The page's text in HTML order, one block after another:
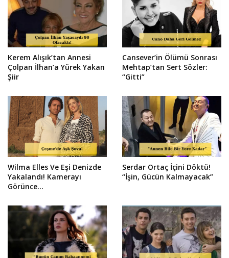
Kerem Alışık’tan Annesi
Çolpan İlhan’a Yürek Yakan
Şiir
Cansever’in Ölümü Sonrası
Mehtap’tan Sert Sözler:
“Gitti”
Wilma Elles Ve Eşi Denizde
Yakalandı! Kamerayı
Görünce...
Serdar Ortaç İçini Döktü!
“İşin, Gücün Kalmayacak”